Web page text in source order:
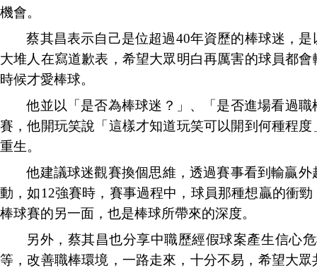
機會。
蔡其昌表示自己是位超過40年資歷的棒球迷，
大堆人在寫道歉表，希望大眾明白再厲害的球員都
時候才愛棒球。
他並以 「是否為棒球迷？」、「是否進場看過
賽，他開玩笑說 「這樣才知道玩笑可以開到何種程度
重生。
他建議球迷觀賽換個思維，透過賽事看到輸贏
動，如12強賽時，賽事過程中，球員那種想贏的衝
棒球賽的另一面，也是棒球所帶來的深度。
另外，蔡其昌也分享中職歷經假球案產生信心
等，改善職棒環境，一路走來，十分不易，希望大